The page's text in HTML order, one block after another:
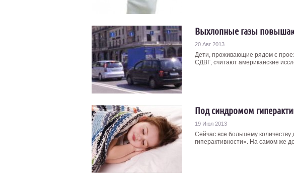
Выхлопные газы
20 Авг 2013
Дети, проживающие рядом с
СДВГ, считают американские
Под синдромом
19 Июл 2013
Сейчас все большему
гиперактивности». На самом же